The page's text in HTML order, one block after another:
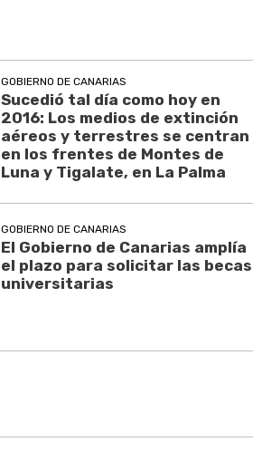
GOBIERNO DE CANARIAS
Sucedió tal día como hoy en
2016: Los medios de extinción
aéreos y terrestres se centran
en los frentes de Montes de
Luna y Tigalate, en La Palma
GOBIERNO DE CANARIAS
El Gobierno de Canarias amplía
el plazo para solicitar las becas
universitarias